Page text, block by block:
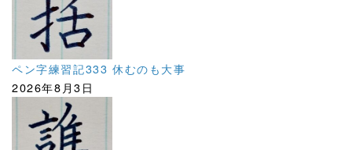
ペン字練習記333 休むのも大事
2026年8月3日